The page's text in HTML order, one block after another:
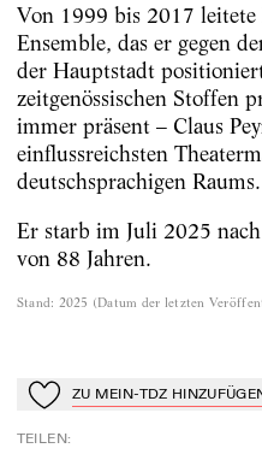
Von 1999 bis 2017 leitete
Ensemble, das er gegen
der Hauptstadt
zeitgenössischen Stoffen
immer präsent – Claus
einflussreichsten
deutschsprachigen Raums.
Er starb im Juli 2025
von 88 Jahren.
Stand: 2025 (Datum der letzten
Zu Mein-TdZ hinzufügen
ZU MEIN-TDZ
TEILEN: